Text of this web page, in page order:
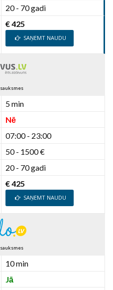
20 - 70 gadi
€ 425
SAŅEMT NAUDU
5 min
Nē
07:00 - 23:00
50 - 1500 €
20 - 70 gadi
€ 425
SAŅEMT NAUDU
10 min
Jā